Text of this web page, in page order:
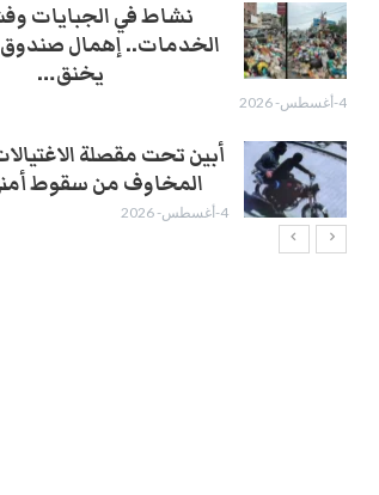
نشاط في الجبايات
الخدمات.. إهمال
يخنق…
4-أغسطس- 2026
أبين تحت مقصلة
المخاوف من سقوط
4-أغسطس- 2026